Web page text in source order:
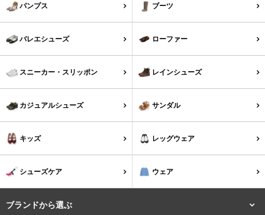
エアスイートパンプス 幅広4E対応フリーリー
ふわカルシリーズ 極やわシリーズ
整うシリーズ 日本製
シーンから選ぶ
結婚式・お呼ばれ 通勤パンプス
お葬式・葬儀 オフィス履き替え
リクルート・就活
パンプス ブーツ
バレエシューズ ローファー
スニーカー・スリッポン レインシューズ
カジュアルシューズ サンダル
キッズ レッグウェア
シューズケア ウェア
ブランドから選ぶ